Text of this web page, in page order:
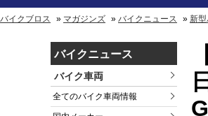
バイクブロス マガジンズ バイクニュース 新
バイクニュース
バイク車両
全てのバイク車両情報